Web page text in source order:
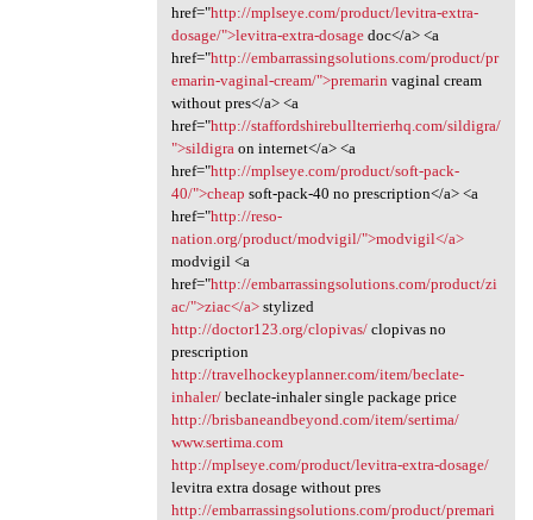
href="http://mplseye.com/product/levitra-extra-
dosage/">levitra-extra-dosagedoc</a> <a
href="http://embarrassingsolutions.com/product/pr
emarin-vaginal-cream/">premarin vaginal cream
without pres</a> <a
href="http://staffordshirebullterrierhq.com/sildigra/
">sildigra on internet</a> <a
href="http://mplseye.com/product/soft-pack-
40/">cheap soft-pack-40 no prescription</a> <a
href="http://reso-
nation.org/product/modvigil/">modvigil</a>
modvigil <a
href="http://embarrassingsolutions.com/product/zi
ac/">ziac</a>stylized
http://doctor123.org/clopivas/clopivas no
prescription
http://travelhockeyplanner.com/item/beclate-
inhaler/beclate-inhaler single package price
http://brisbaneandbeyond.com/item/sertima/
www.sertima.com
http://mplseye.com/product/levitra-extra-dosage/
levitra extra dosage without pres
http://embarrassingsolutions.com/product/premari